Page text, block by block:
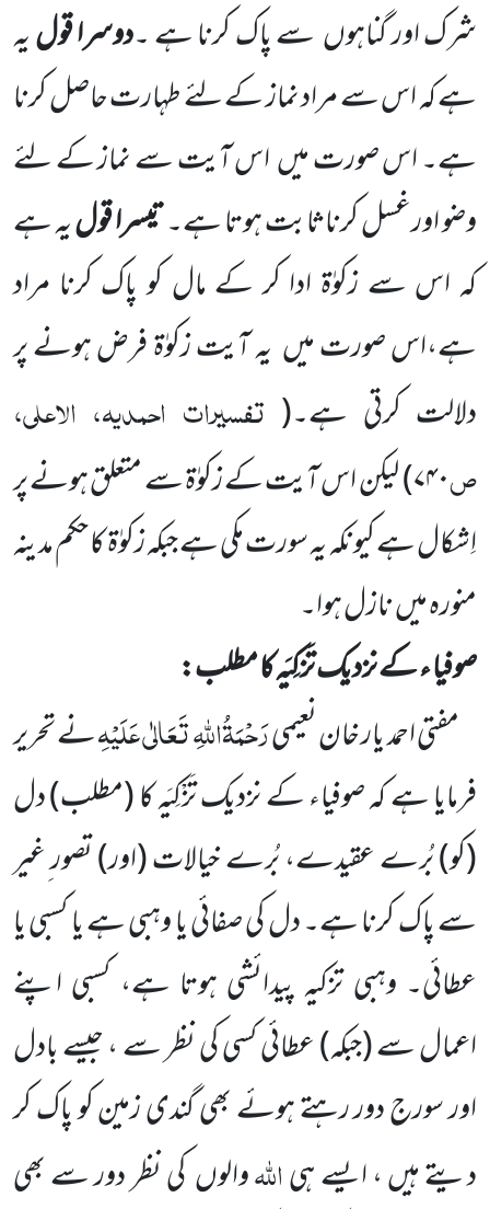
شرک اور گناہوںسے پاک کرنا ہے ۔دوسرا قولیہ
ہے کہ اس سے مراد نماز کے لئے طہارت حاصل کرنا
ہے۔ اس صورت میںاس آیت سے نماز کے لئے
وضو اورغسل کرناثابت ہوتا ہے۔تیسرا قولیہ ہے
کہ اس سے زکوٰۃ ادا کر کے مال کو پاک کرنا مراد
ہے،اس صورت میں یہ آیت زکوٰۃ فرض ہونے پر
دلالت کرتی ہے۔( تفسیرات احمدیہ، الاعلی،
ص۷۴۰)لیکن اس آیت کے زکوٰۃ سے متعلق ہونے پر
اِشکال ہے کیونکہ یہ سورت مکی ہے جبکہ زکوٰۃ کا حکم مدینہ
منورہ میںنازل ہوا۔
صوفیا ء کے نزدیک تَزکِیَہ کا مطلب:
مفتی احمد یار خان نعیمیرَحْمَۃُاللّٰہِ تَعَالٰی عَلَیْہِنے تحریر
فرمایا ہے کہ صوفیاء کے نزدیک تَزْکِیَہ کا(مطلب)دل
(کو)بُرے عقیدے، بُرے خیالات(اور)تصور ِغیر
سے پاک کرنا ہے۔ دل کی صفائی یا وہبی ہے یا کسبی یا
عطائی۔ وہبی تزکیہ پیدائشی ہوتا ہے، کسبی اپنے
اعمال سے(جبکہ)عطائی کسی کی نظر سے ، جیسے بادل
اور سورج دور رہتے ہوئے بھی گندی زمین کو پاک کر
دیتے ہیں ، ایسے ہیاللّٰہوالوںکی نظر دور سے بھی